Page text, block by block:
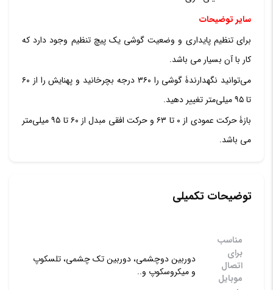
سایر توضیحات
برای تنظیم پایداری و وضعیت گوشی یک پیچ تنظیم وجود دارد که
کار با آن بسیار می باشد.
می‌توانید نگهدارندۀ گوشی را ۳۶۰ درجه بچرخانید و پهنایش را از ۶۰
تا ۹۵ میلی‌متر تغییر دهید.
بازۀ حرکت عمودی از ۰ تا ۶۳ و حرکت افقی مبدل از ۶۰ تا ۹۵ میلی‌متر
می باشد.
توضیحات تکمیلی
مناسب
برای
اتصال
موبایل
دوربین دوچشمی، دوربین تک چشمی، تلسکوپ
و میکروسکوپ و..